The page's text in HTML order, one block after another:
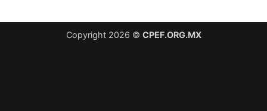
Copyright 2026 © CPEF.ORG.MX